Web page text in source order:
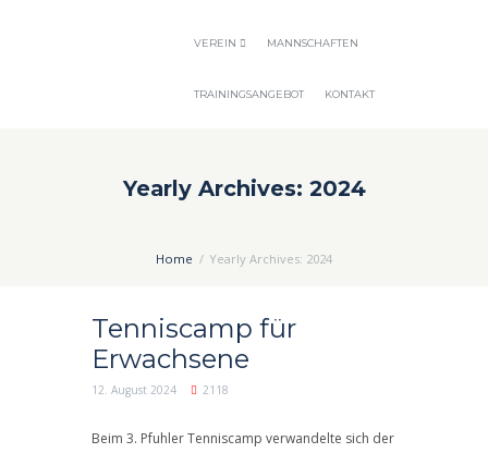
VEREIN MANNSCHAFTEN
TRAININGSANGEBOT KONTAKT
Yearly Archives: 2024
Home Yearly Archives: 2024
Tenniscamp für
Erwachsene
12. August 2024 2118
Beim 3. Pfuhler Tenniscamp verwandelte sich der